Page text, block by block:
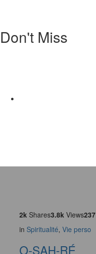
Don't Miss
2k Shares3.8k Views237
in Spiritualité, Vie perso
O-SAH-RÉ